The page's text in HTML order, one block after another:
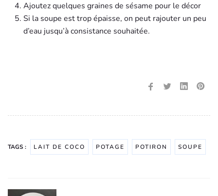
Ajoutez quelques graines de sésame pour le décor
Si la soupe est trop épaisse, on peut rajouter un peu
d’eau jusqu’à consistance souhaitée.
TAGS : LAIT DE COCO POTAGE POTIRON SOUPE